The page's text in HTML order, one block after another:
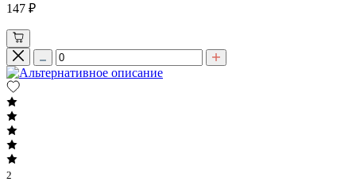
147 ₽
2